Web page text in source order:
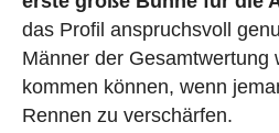
das Profil anspruchsvoll
Männer der Gesamtwertung
kommen können, wenn
Rennen zu verschärfen.